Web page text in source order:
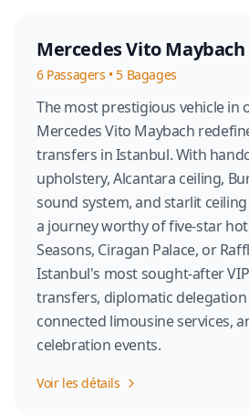
Mercedes Vito Maybach
6 Passagers •5 Bagages
The most prestigious vehicle
Mercedes Vito Maybach
transfers in Istanbul. With
upholstery, Alcantara ceiling,
sound system, and starlit
a journey worthy of five-star
Seasons, Ciragan Palace, or
Istanbul's most sought-after
transfers, diplomatic
connected limousine services,
celebration events.
Voir les détails